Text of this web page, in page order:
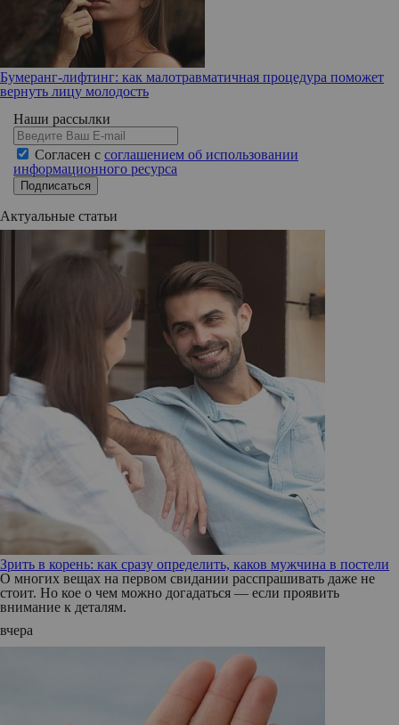
Бумеранг-лифтинг: как малотравматичная процедура поможет
вернуть лицу молодость
Наши рассылки
Согласен с соглашением об использовании
информационного ресурса
Подписаться
Актуальные статьи
Зрить в корень: как сразу определить, каков мужчина в постели
О многих вещах на первом свидании расспрашивать даже не
стоит. Но кое о чем можно догадаться — если проявить
внимание к деталям.
вчера